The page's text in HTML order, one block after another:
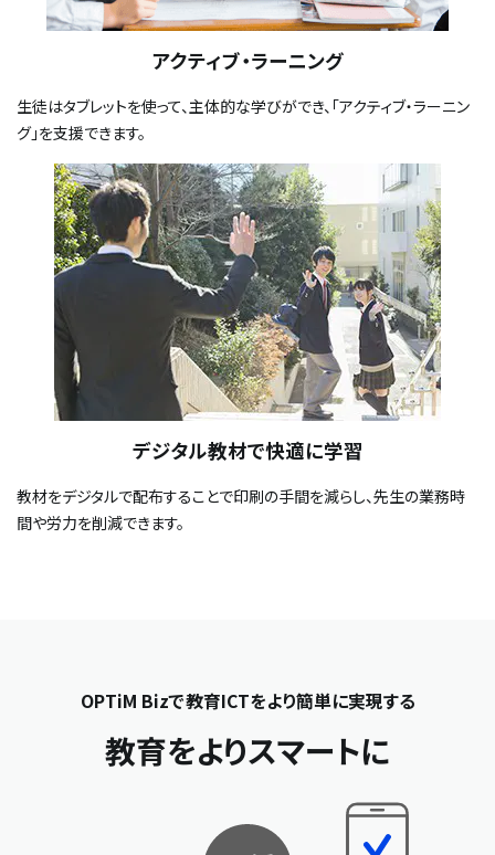
アクティブ・ラーニング
生徒はタブレットを使って、主体的な学びができ、「アクティブ・ラーニン
グ」を支援できます。
デジタル教材で快適に学習
教材をデジタルで配布することで印刷の手間を減らし、先生の業務時
間や労力を削減できます。
OPTiM Bizで教育ICTをより簡単に実現する
教育をよりスマートに